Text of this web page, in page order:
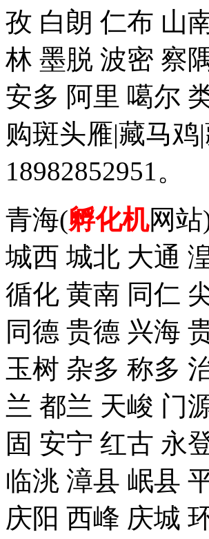
孜 白朗 仁布 山
林 墨脱 波密 察
安多 阿里 噶尔
购斑头雁|藏马
18982852951。
青海(孵化机网
城西 城北 大通
循化 黄南 同仁
同德 贵德 兴海
玉树 杂多 称多
兰 都兰 天峻 门
固 安宁 红古 永
临洮 漳县 岷县
庆阳 西峰 庆城